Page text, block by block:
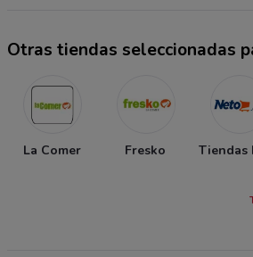
Otras tiendas seleccionadas
La Comer Fresko Tiendas